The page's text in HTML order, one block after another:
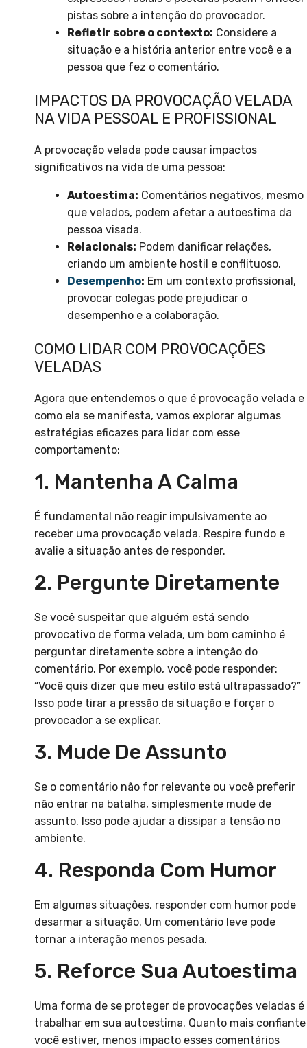
pistas sobre a intenção do provocador.
Refletir sobre o contexto: Considere a
situação e a história anterior entre você e a
pessoa que fez o comentário.
IMPACTOS DA PROVOCAÇÃO VELADA
NA VIDA PESSOAL E PROFISSIONAL
A provocação velada pode causar impactos
significativos na vida de uma pessoa:
Autoestima: Comentários negativos, mesmo
que velados, podem afetar a autoestima da
pessoa visada.
Relacionais: Podem danificar relações,
criando um ambiente hostil e conflituoso.
Desempenho: Em um contexto profissional,
provocar colegas pode prejudicar o
desempenho e a colaboração.
COMO LIDAR COM PROVOCAÇÕES
VELADAS
Agora que entendemos o que é provocação velada e
como ela se manifesta, vamos explorar algumas
estratégias eficazes para lidar com esse
comportamento:
1. Mantenha A Calma
É fundamental não reagir impulsivamente ao
receber uma provocação velada. Respire fundo e
avalie a situação antes de responder.
2. Pergunte Diretamente
Se você suspeitar que alguém está sendo
provocativo de forma velada, um bom caminho é
perguntar diretamente sobre a intenção do
comentário. Por exemplo, você pode responder:
“Você quis dizer que meu estilo está ultrapassado?”
Isso pode tirar a pressão da situação e forçar o
provocador a se explicar.
3. Mude De Assunto
Se o comentário não for relevante ou você preferir
não entrar na batalha, simplesmente mude de
assunto. Isso pode ajudar a dissipar a tensão no
ambiente.
4. Responda Com Humor
Em algumas situações, responder com humor pode
desarmar a situação. Um comentário leve pode
tornar a interação menos pesada.
5. Reforce Sua Autoestima
Uma forma de se proteger de provocações veladas é
trabalhar em sua autoestima. Quanto mais confiante
você estiver, menos impacto esses comentários